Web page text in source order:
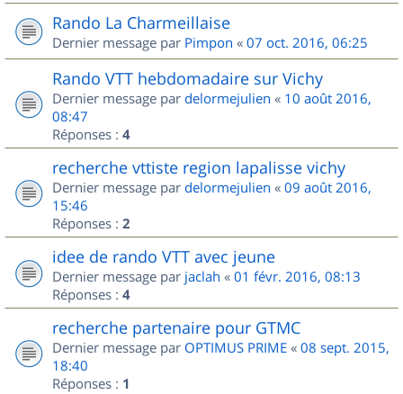
Rando La Charmeillaise
Dernier message par Pimpon « 07 oct. 2016, 06:25
Rando VTT hebdomadaire sur Vichy
Dernier message par delormejulien « 10 août 2016,
08:47
Réponses : 4
recherche vttiste region lapalisse vichy
Dernier message par delormejulien « 09 août 2016,
15:46
Réponses : 2
idee de rando VTT avec jeune
Dernier message par jaclah « 01 févr. 2016, 08:13
Réponses : 4
recherche partenaire pour GTMC
Dernier message par OPTIMUS PRIME « 08 sept. 2015,
18:40
Réponses : 1